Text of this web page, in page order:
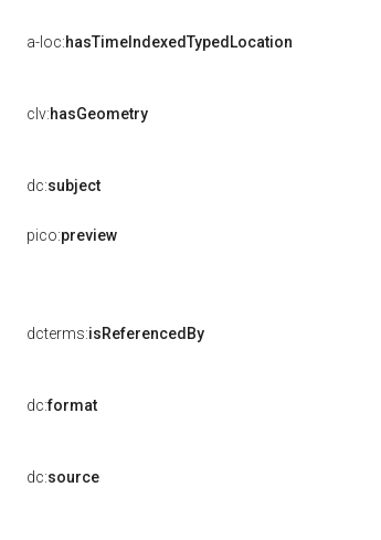
a-loc:hasTimeIndexedTypedLocation
clv:hasGeometry
dc:subject
pico:preview
dcterms:isReferencedBy
dc:format
dc:source